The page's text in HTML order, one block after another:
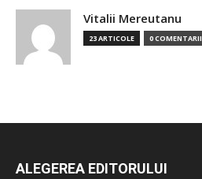
Vitalii Mereutanu
23 ARTICOLE 0 COMENTARII
ALEGEREA EDITORULUI